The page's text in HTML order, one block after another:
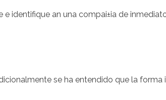
identifique an una compai±i­a de
se ha entendido que la forma